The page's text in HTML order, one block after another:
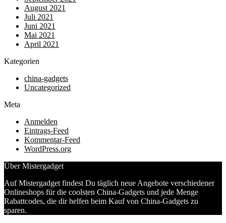
August 2021
Juli 2021
Juni 2021
Mai 2021
April 2021
Kategorien
china-gadgets
Uncategorized
Meta
Anmelden
Eintrags-Feed
Kommentar-Feed
WordPress.org
Über Mistergadget
Auf Mistergadget findest Du täglich neue Angebote verschiedener
Onlineshops für die coolsten China-Gadgets und jede Menge
Rabattcodes, die dir helfen beim Kauf von China-Gadgets zu
sparen.